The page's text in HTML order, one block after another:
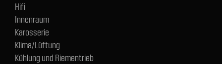
Hifi
Innenraum
Karosserie
Klima/Lüftung
Kühlung und Riementrieb